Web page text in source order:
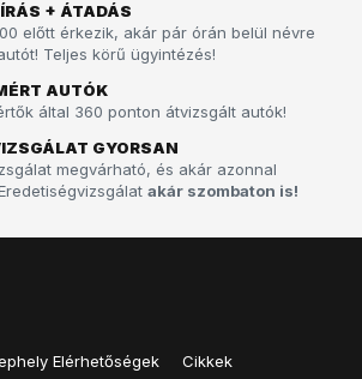
+ ÁTADÁS
előtt érkezik, akár pár órán belül névre
Teljes körű ügyintézés!
AUTÓK
által 360 ponton átvizsgált autók!
GYORSAN
megvárható, és akár azonnal
akár szombaton is!
Elérhetőségek Cikkek